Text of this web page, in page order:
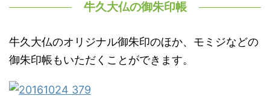
牛久大仏の御朱印帳
牛久大仏のオリジナル御朱印のほか、モミジなどの
御朱印帳もいただくことができます。